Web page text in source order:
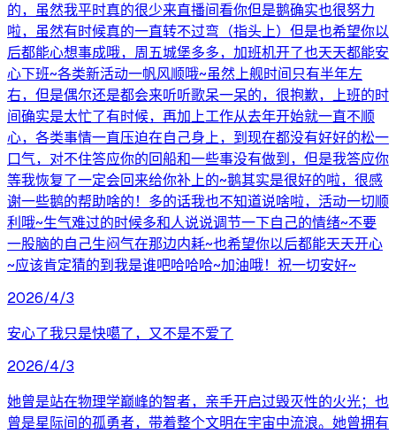
的，虽然我平时真的很少来直播间看你但是鹅确实也很努力
啦，虽然有时候真的一直转不过弯（指头上）但是也希望你以
后都能心想事成哦，周五城堡多多，加班机开了也天天都能安
心下班~各类新活动一帆风顺哦~虽然上舰时间只有半年左
右，但是偶尔还是都会来听听歌呆一呆的，很抱歉，上班的时
间确实是太忙了有时候，再加上工作从去年开始就一直不顺
心，各类事情一直压迫在自己身上，到现在都没有好好的松一
口气，对不住答应你的回船和一些事没有做到，但是我答应你
等我恢复了一定会回来给你补上的~鹅其实是很好的啦，很感
谢一些鹅的帮助啥的！多的话我也不知道说啥啦，活动一切顺
利哦~生气难过的时候多和人说说调节一下自己的情绪~不要
一股脑的自己生闷气在那边内耗~也希望你以后都能天天开心
~应该肯定猜的到我是谁吧哈哈哈~加油哦！祝一切安好~
2026/4/3
安心了我只是快噶了，又不是不爱了
2026/4/3
她曾是站在物理学巅峰的智者，亲手开启过毁灭性的火光；也
曾是星际间的孤勇者，带着整个文明在宇宙中流浪。她曾拥有